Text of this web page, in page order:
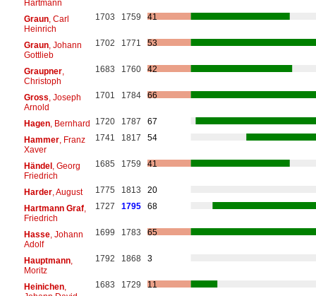
Hartmann
Graun, Carl
Heinrich
1703 1759 41
Graun, Johann
Gottlieb
1702 1771 53
Graupner,
Christoph
1683 1760 42
Gross , Joseph
Arnold
1701 1784 66
Hagen, Bernhard 1720 1787
67
Hammer, Franz
Xaver
1741 1817 54
Händel, Georg
Friedrich
1685 1759 41
Harder, August 1775 1813
20
Hartmann Graf,
Friedrich
1727 1795 68
Hasse, Johann
Adolf
1699 1783 65
Hauptmann,
Moritz
1792 1868 3
Heinichen,
1683 1729 11